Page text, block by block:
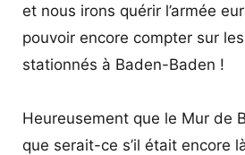
et nous irons quérir l’armée
pouvoir encore compter sur
stationnés à Baden-Baden !
Heureusement que le Mur de
que serait-ce s’il était encore